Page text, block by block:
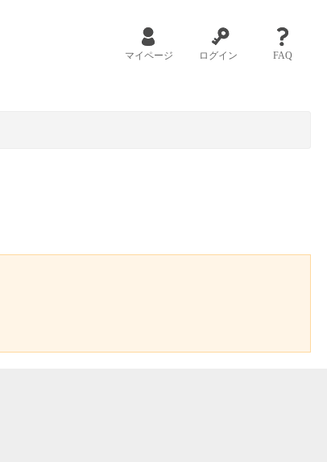
マイページ ログイン FAQ